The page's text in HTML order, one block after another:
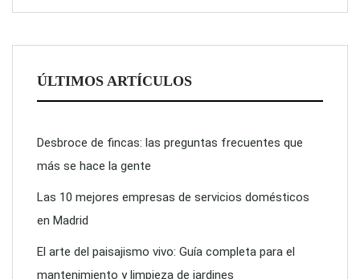
ÚLTIMOS ARTÍCULOS
Desbroce de fincas: las preguntas frecuentes que
más se hace la gente
Las 10 mejores empresas de servicios domésticos
en Madrid
El arte del paisajismo vivo: Guía completa para el
mantenimiento y limpieza de jardines